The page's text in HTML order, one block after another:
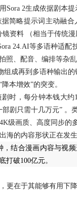
Sora 2生成依据剧本
简略提示词主动融
资料 （相当于传统
24.AI等多语种适
照、配音、编排等杂
组成再到多语种输出
本增效”的突变。
时，每分钟本钱大
剧只需十几万元” 。
级画质、高度同步
海的内容形状正在发
结合漫画内容与视
打破100亿元。
更在于其能够有用下